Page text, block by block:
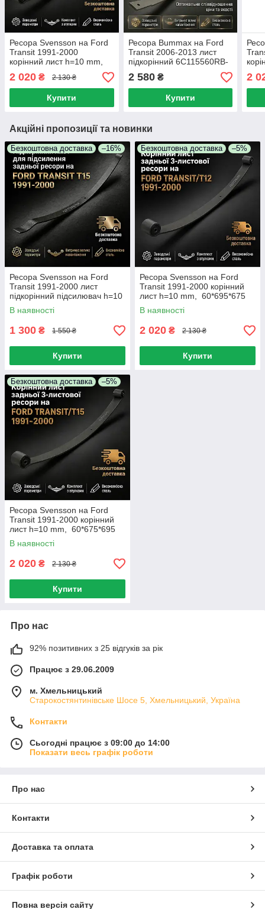
Ресора Svensson на Ford
Transit 1991-2000
корінний лист h=10 mm,
60*675*695
2 020 ₴ 2 130 ₴
Купити
Ресора Bummax на Ford
Transit 2006-2013 лист
підкорінний 6C115560RB-
88
2 580₴
Купити
2
Акційні пропозиції та новинки
Безкоштовна доставка –16%
Ресора Svensson на Ford
Transit 1991-2000 лист
підкорінний підсилювач h=10
мм, 60*720*700
В наявності
1 300 ₴ 1 550 ₴
Купити
Безкоштовна доставка –5%
Ресора Svensson на Ford
Transit 1991-2000 корінний
лист h=10 mm, 60*695*675
В наявності
2 020 ₴ 2 130 ₴
Купити
Безкоштовна доставка –5%
Ресора Svensson на Ford
Transit 1991-2000 корінний
лист h=10 mm, 60*675*695
В наявності
2 020 ₴ 2 130 ₴
Купити
Про нас
92% позитивних з 25 відгуків за рік
Працює з 29.06.2009
м. Хмельницький
Старокостянтинівське Шосе 5, Хмельницький, Україна
Контакти
Сьогодні працює з 09:00 до 14:00
Показати весь графік роботи
Про нас
Контакти
Доставка та оплата
Графік роботи
Повна версія сайту